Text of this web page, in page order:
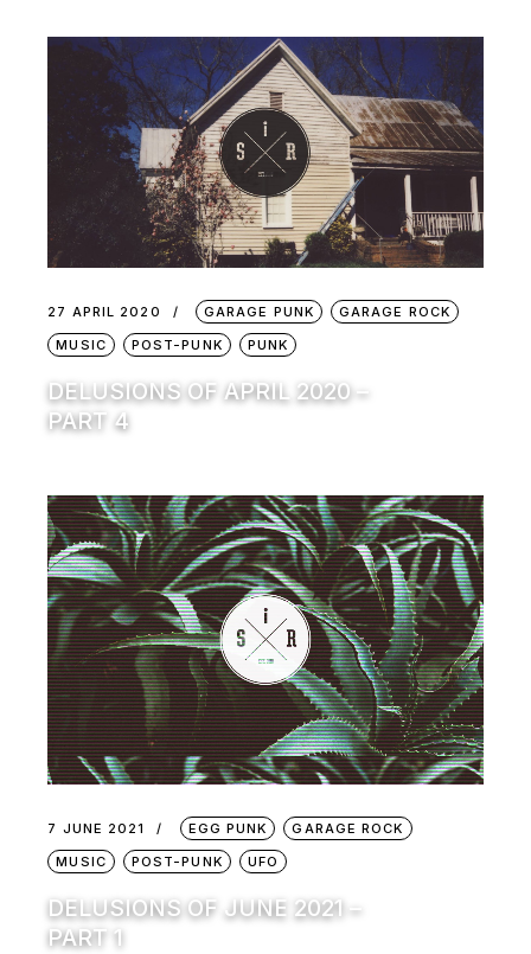
27 APRIL 2020 GARAGE PUNK
GARAGE ROCK
MUSIC
POST-PUNK PUNK
DELUSIONS OF APRIL 2020 –
PART 4
7 JUNE 2021 EGG PUNK
GARAGE ROCK
MUSIC
POST-PUNK UFO
DELUSIONS OF JUNE 2021 –
PART 1